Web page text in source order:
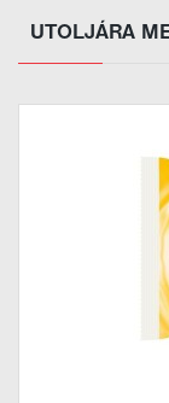
UTOLJÁRA